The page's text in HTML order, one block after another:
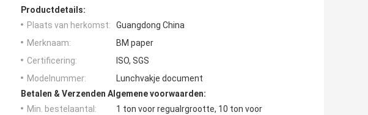
Productdetails:
Plaats van herkomst:
Guangdong China
Merknaam:
BM paper
Certificering:
ISO, SGS
Modelnummer:
Lunchvakje document
Betalen & Verzenden Algemene voorwaarden:
Min. bestelaantal:
1 ton voor regualrgrootte, 10 ton voor